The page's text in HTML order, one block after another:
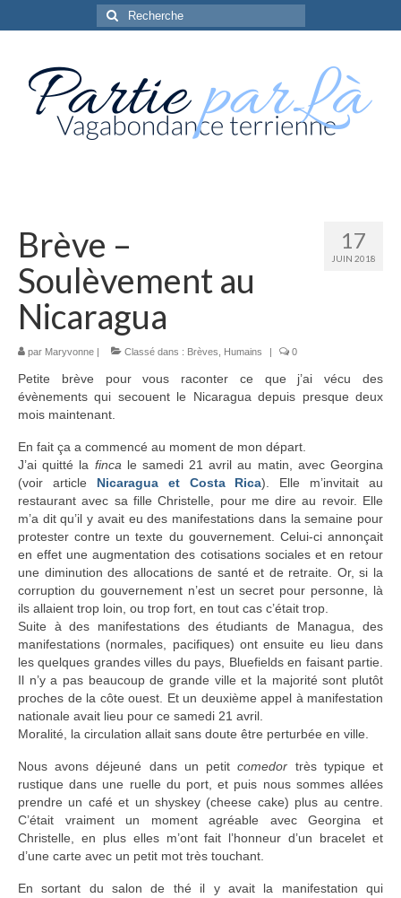
Rechercher
:
17
JUIN 2018
Brève –
Soulèvement au
Nicaragua
par Maryvonne | Classé dans : Brèves Humains | 0
Petite brève pour vous raconter ce que j’ai vécu des
évènements qui secouent le Nicaragua depuis presque deux
mois maintenant.
En fait ça a commencé au moment de mon départ.
J’ai quitté la finca le samedi 21 avril au matin, avec Georgina
(voir article Nicaragua et Costa Rica). Elle m’invitait au
restaurant avec sa fille Christelle, pour me dire au revoir. Elle
m’a dit qu’il y avait eu des manifestations dans la semaine pour
protester contre un texte du gouvernement. Celui-ci annonçait
en effet une augmentation des cotisations sociales et en retour
une diminution des allocations de santé et de retraite. Or, si la
corruption du gouvernement n’est un secret pour personne, là
ils allaient trop loin, ou trop fort, en tout cas c’était trop.
Suite à des manifestations des étudiants de Managua, des
manifestations (normales, pacifiques) ont ensuite eu lieu dans
les quelques grandes villes du pays, Bluefields en faisant partie.
Il n’y a pas beaucoup de grande ville et la majorité sont plutôt
proches de la côte ouest. Et un deuxième appel à manifestation
nationale avait lieu pour ce samedi 21 avril.
Moralité, la circulation allait sans doute être perturbée en ville.
Nous avons déjeuné dans un petitcomedor très typique et
rustique dans une ruelle du port, et puis nous sommes allées
prendre un café et un shyskey (cheese cake) plus au centre.
C’était vraiment un moment agréable avec Georgina et
Christelle, en plus elles m’ont fait l’honneur d’un bracelet et
d’une carte avec un petit mot très touchant.
En sortant du salon de thé il y avait la manifestation qui